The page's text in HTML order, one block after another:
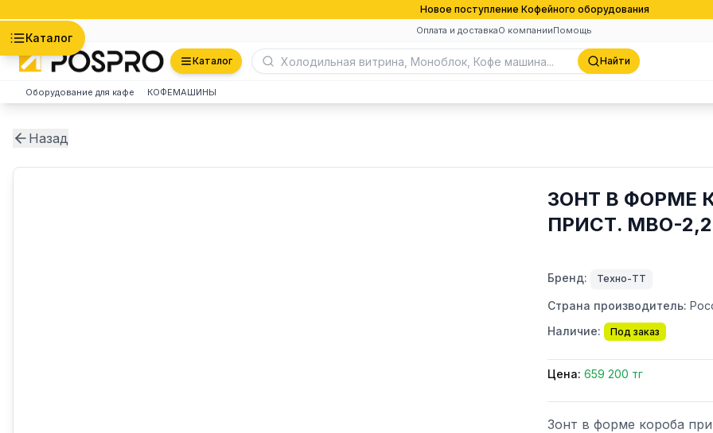
Новое поступление Кофейного оборудования
Оплата и доставкаО компанииПомощь
Каталог
Каталог Найти
Оборудование для кафе КОФЕМАШИНЫ
Назад
ЗОНТ В ФОРМЕ
ПРИСТ. МВО-
Бренд: Техно-ТТ
Страна производитель:
Наличие:
Под заказ
Цена: 659 200 тг
Зонт в форме короба